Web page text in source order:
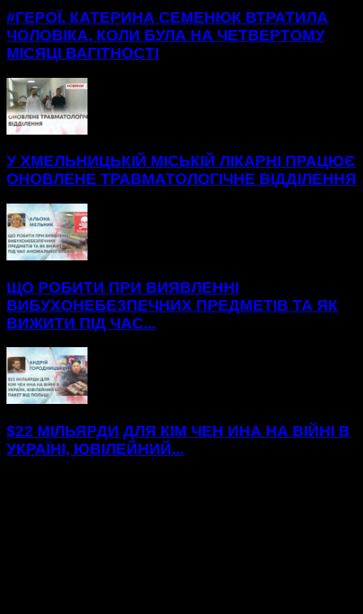
#ГЕРОЇ. КАТЕРИНА СЕМЕНЮК ВТРАТИЛА
ЧОЛОВІКА, КОЛИ БУЛА НА ЧЕТВЕРТОМУ
МІСЯЦІ ВАГІТНОСТІ
У ХМЕЛЬНИЦЬКІЙ МІСЬКІЙ ЛІКАРНІ ПРАЦЮЄ
ОНОВЛЕНЕ ТРАВМАТОЛОГІЧНЕ ВІДДІЛЕННЯ
ЩО РОБИТИ ПРИ ВИЯВЛЕННІ
ВИБУХОНЕБЕЗПЕЧНИХ ПРЕДМЕТІВ ТА ЯК
ВИЖИТИ ПІД ЧАС...
$22 МІЛЬЯРДИ ДЛЯ КІМ ЧЕН ИНА НА ВІЙНІ В
УКРАЇНІ, ЮВІЛЕЙНИЙ...